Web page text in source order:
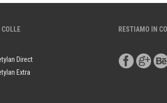
COLLE
Direct
Extra
RESTIAMO IN